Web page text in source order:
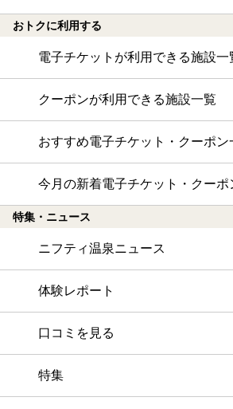
おトクに利用する
電子チケットが利用できる施設一
クーポンが利用できる施設一覧
おすすめ電子チケット・クーポン
今月の新着電子チケット・クーポ
特集・ニュース
ニフティ温泉ニュース
体験レポート
口コミを見る
特集